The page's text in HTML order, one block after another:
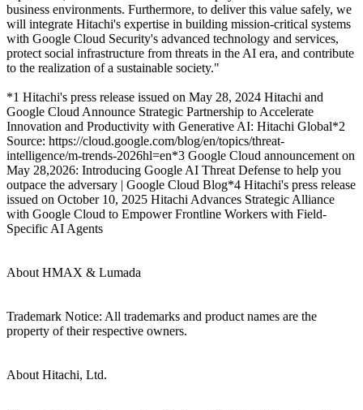
business environments. Furthermore, to deliver this value safely, we
will integrate Hitachi's expertise in building mission-critical systems
with Google Cloud Security's advanced technology and services,
protect social infrastructure from threats in the AI era, and contribute
to the realization of a sustainable society."
*1 Hitachi's press release issued on May 28, 2024 Hitachi and
Google Cloud Announce Strategic Partnership to Accelerate
Innovation and Productivity with Generative AI: Hitachi Global*2
Source: https://cloud.google.com/blog/en/topics/threat-
intelligence/m-trends-2026hl=en*3 Google Cloud announcement on
May 28,2026: Introducing Google AI Threat Defense to help you
outpace the adversary | Google Cloud Blog*4 Hitachi's press release
issued on October 10, 2025 Hitachi Advances Strategic Alliance
with Google Cloud to Empower Frontline Workers with Field-
Specific AI Agents
About HMAX & Lumada
Trademark Notice: All trademarks and product names are the
property of their respective owners.
About Hitachi, Ltd.